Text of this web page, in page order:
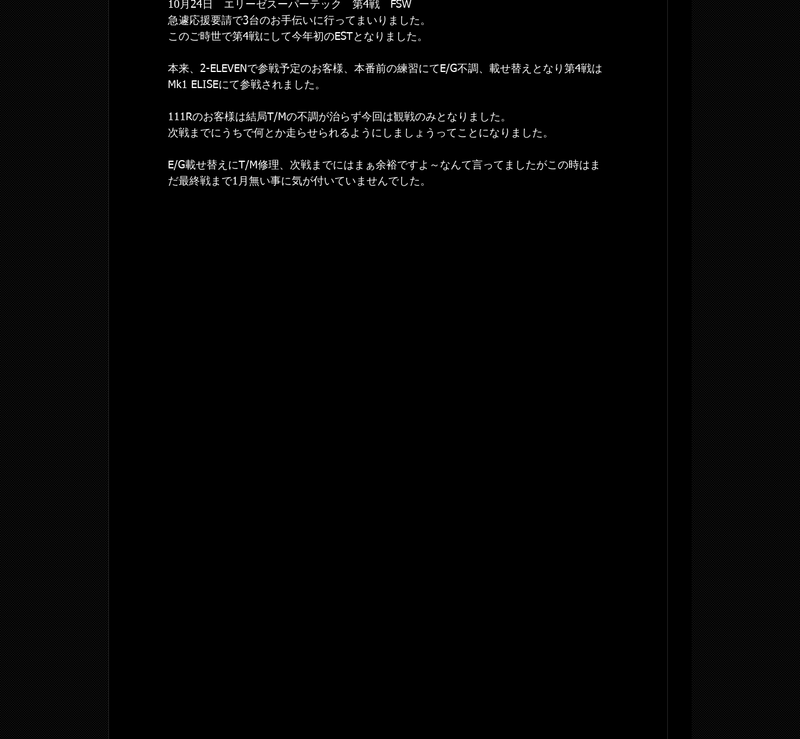
10月24日　エリーゼスーパーテック　第4戦　FSW
急遽応援要請で3台のお手伝いに行ってまいりました。
このご時世で第4戦にして今年初のESTとなりました。
本来、2-ELEVENで参戦予定のお客様、本番前の練習にてE/G不調、載せ替えとなり第4戦は
Mk1 ELISEにて参戦されました。
111Rのお客様は結局T/Mの不調が治らず今回は観戦のみとなりました。
次戦までにうちで何とか走らせられるようにしましょうってことになりました。
E/G載せ替えにT/M修理、次戦までにはまぁ余裕ですよ～なんて言ってましたがこの時はま
だ最終戦まで1月無い事に気が付いていませんでした。